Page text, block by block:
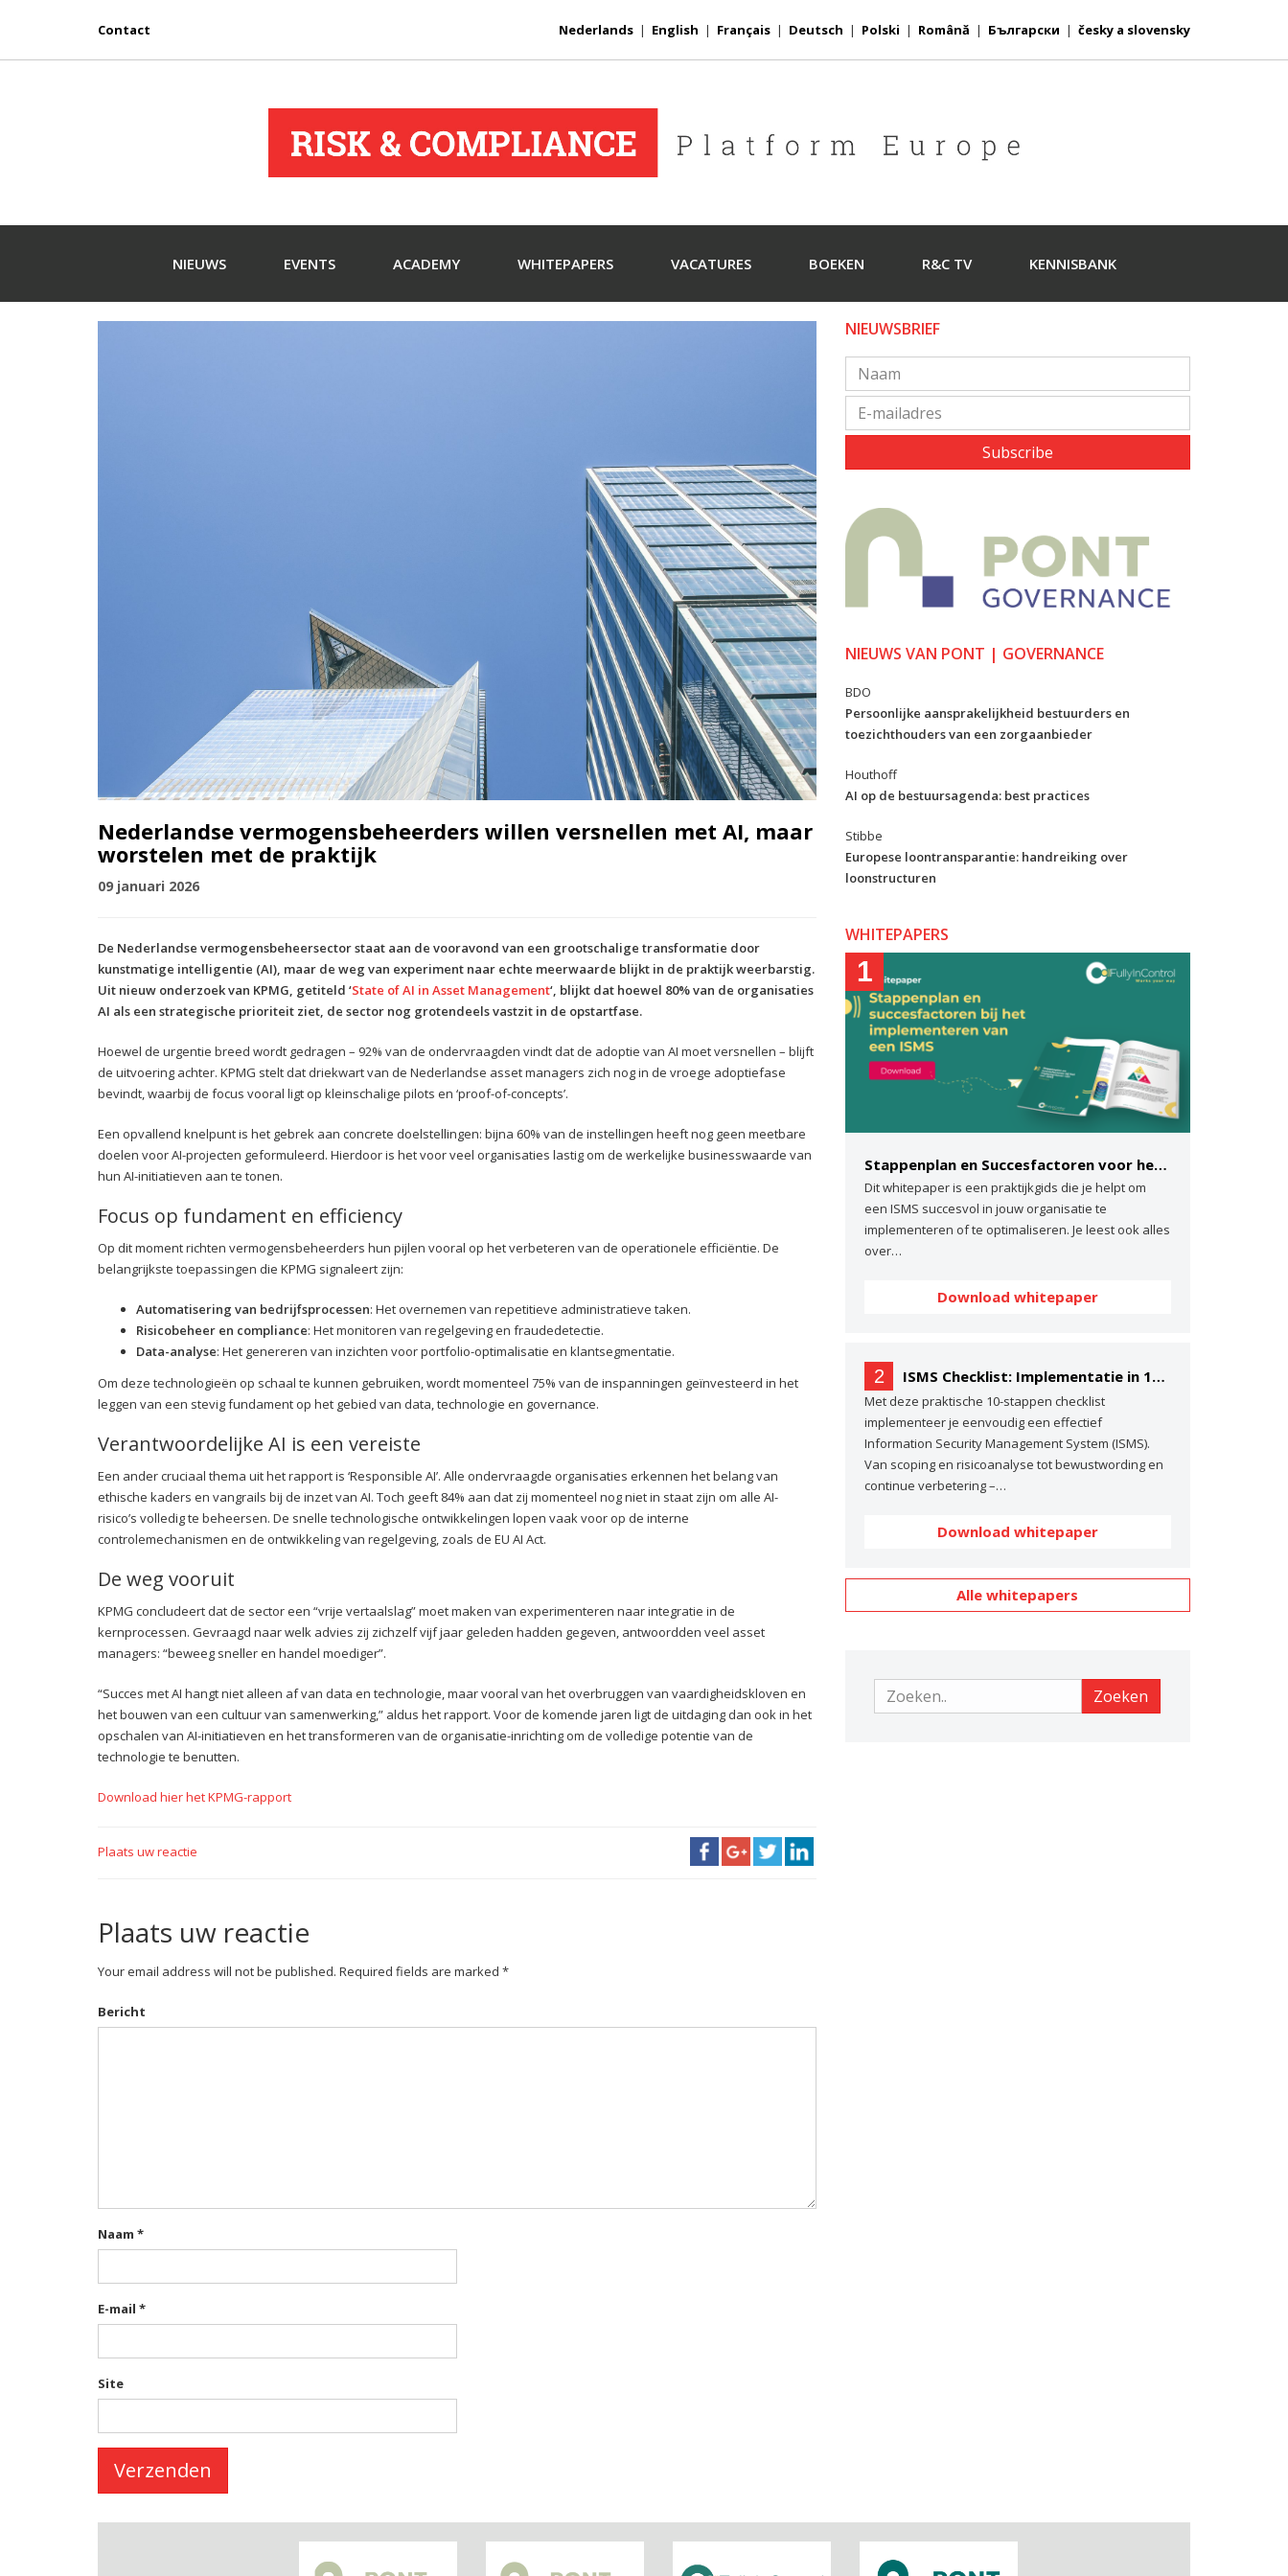
Contact Nederlands | English | Français | Deutsch | Polski | Română | Български | česky a slovensky
NIEUWS EVENTS ACADEMY WHITEPAPERS VACATURES BOEKEN R&C TV KENNISBANK
Nederlandse vermogensbeheerders willen versnellen met AI, maar
worstelen met de praktijk
09 januari 2026
De Nederlandse vermogensbeheersector staat aan de vooravond van een grootschalige transformatie door
kunstmatige intelligentie (AI), maar de weg van experiment naar echte meerwaarde blijkt in de praktijk weerbarstig.
Uit nieuw onderzoek van KPMG, getiteld ‘State of AI in Asset Management‘, blijkt dat hoewel 80% van de organisaties
AI als een strategische prioriteit ziet, de sector nog grotendeels vastzit in de opstartfase.
Hoewel de urgentie breed wordt gedragen – 92% van de ondervraagden vindt dat de adoptie van AI moet versnellen – blijft
de uitvoering achter. KPMG stelt dat driekwart van de Nederlandse asset managers zich nog in de vroege adoptiefase
bevindt, waarbij de focus vooral ligt op kleinschalige pilots en ‘proof-of-concepts’.
Een opvallend knelpunt is het gebrek aan concrete doelstellingen: bijna 60% van de instellingen heeft nog geen meetbare
doelen voor AI-projecten geformuleerd. Hierdoor is het voor veel organisaties lastig om de werkelijke businesswaarde van
hun AI-initiatieven aan te tonen.
Focus op fundament en efficiency
Op dit moment richten vermogensbeheerders hun pijlen vooral op het verbeteren van de operationele efficiëntie. De
belangrijkste toepassingen die KPMG signaleert zijn:
Automatisering van bedrijfsprocessen: Het overnemen van repetitieve administratieve taken.
Risicobeheer en compliance: Het monitoren van regelgeving en fraudedetectie.
Data-analyse: Het genereren van inzichten voor portfolio-optimalisatie en klantsegmentatie.
Om deze technologieën op schaal te kunnen gebruiken, wordt momenteel 75% van de inspanningen geïnvesteerd in het
leggen van een stevig fundament op het gebied van data, technologie en governance.
Verantwoordelijke AI is een vereiste
Een ander cruciaal thema uit het rapport is ‘Responsible AI’. Alle ondervraagde organisaties erkennen het belang van
ethische kaders en vangrails bij de inzet van AI. Toch geeft 84% aan dat zij momenteel nog niet in staat zijn om alle AI-
risico’s volledig te beheersen. De snelle technologische ontwikkelingen lopen vaak voor op de interne
controlemechanismen en de ontwikkeling van regelgeving, zoals de EU AI Act.
De weg vooruit
KPMG concludeert dat de sector een “vrije vertaalslag” moet maken van experimenteren naar integratie in de
kernprocessen. Gevraagd naar welk advies zij zichzelf vijf jaar geleden hadden gegeven, antwoordden veel asset
managers: “beweeg sneller en handel moediger”.
“Succes met AI hangt niet alleen af van data en technologie, maar vooral van het overbruggen van vaardigheidskloven en
het bouwen van een cultuur van samenwerking,” aldus het rapport. Voor de komende jaren ligt de uitdaging dan ook in het
opschalen van AI-initiatieven en het transformeren van de organisatie-inrichting om de volledige potentie van de
technologie te benutten.
Download hier het KPMG-rapport
Plaats uw reactie
Plaats uw reactie
Your email address will not be published. Required fields are marked *
Bericht
Naam *
E-mail *
Site
Verzenden
NIEUWSBRIEF
Subscribe
NIEUWS VAN PONT | GOVERNANCE
BDO
Persoonlijke aansprakelijkheid bestuurders en
toezichthouders van een zorgaanbieder
Houthoff
AI op de bestuursagenda: best practices
Stibbe
Europese loontransparantie: handreiking over
loonstructuren
WHITEPAPERS
1
Stappenplan en Succesfactoren voor het implementeren van een ISMS
Dit whitepaper is een praktijkgids die je helpt om
een ISMS succesvol in jouw organisatie te
implementeren of te optimaliseren. Je leest ook alles
over…
Download whitepaper
2 ISMS Checklist: Implementatie in 10 stappen
Met deze praktische 10-stappen checklist
implementeer je eenvoudig een effectief
Information Security Management System (ISMS).
Van scoping en risicoanalyse tot bewustwording en
continue verbetering –…
Download whitepaper
Alle whitepapers
Zoeken Zoeken